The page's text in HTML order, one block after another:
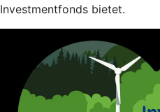
Investmentfonds bietet.